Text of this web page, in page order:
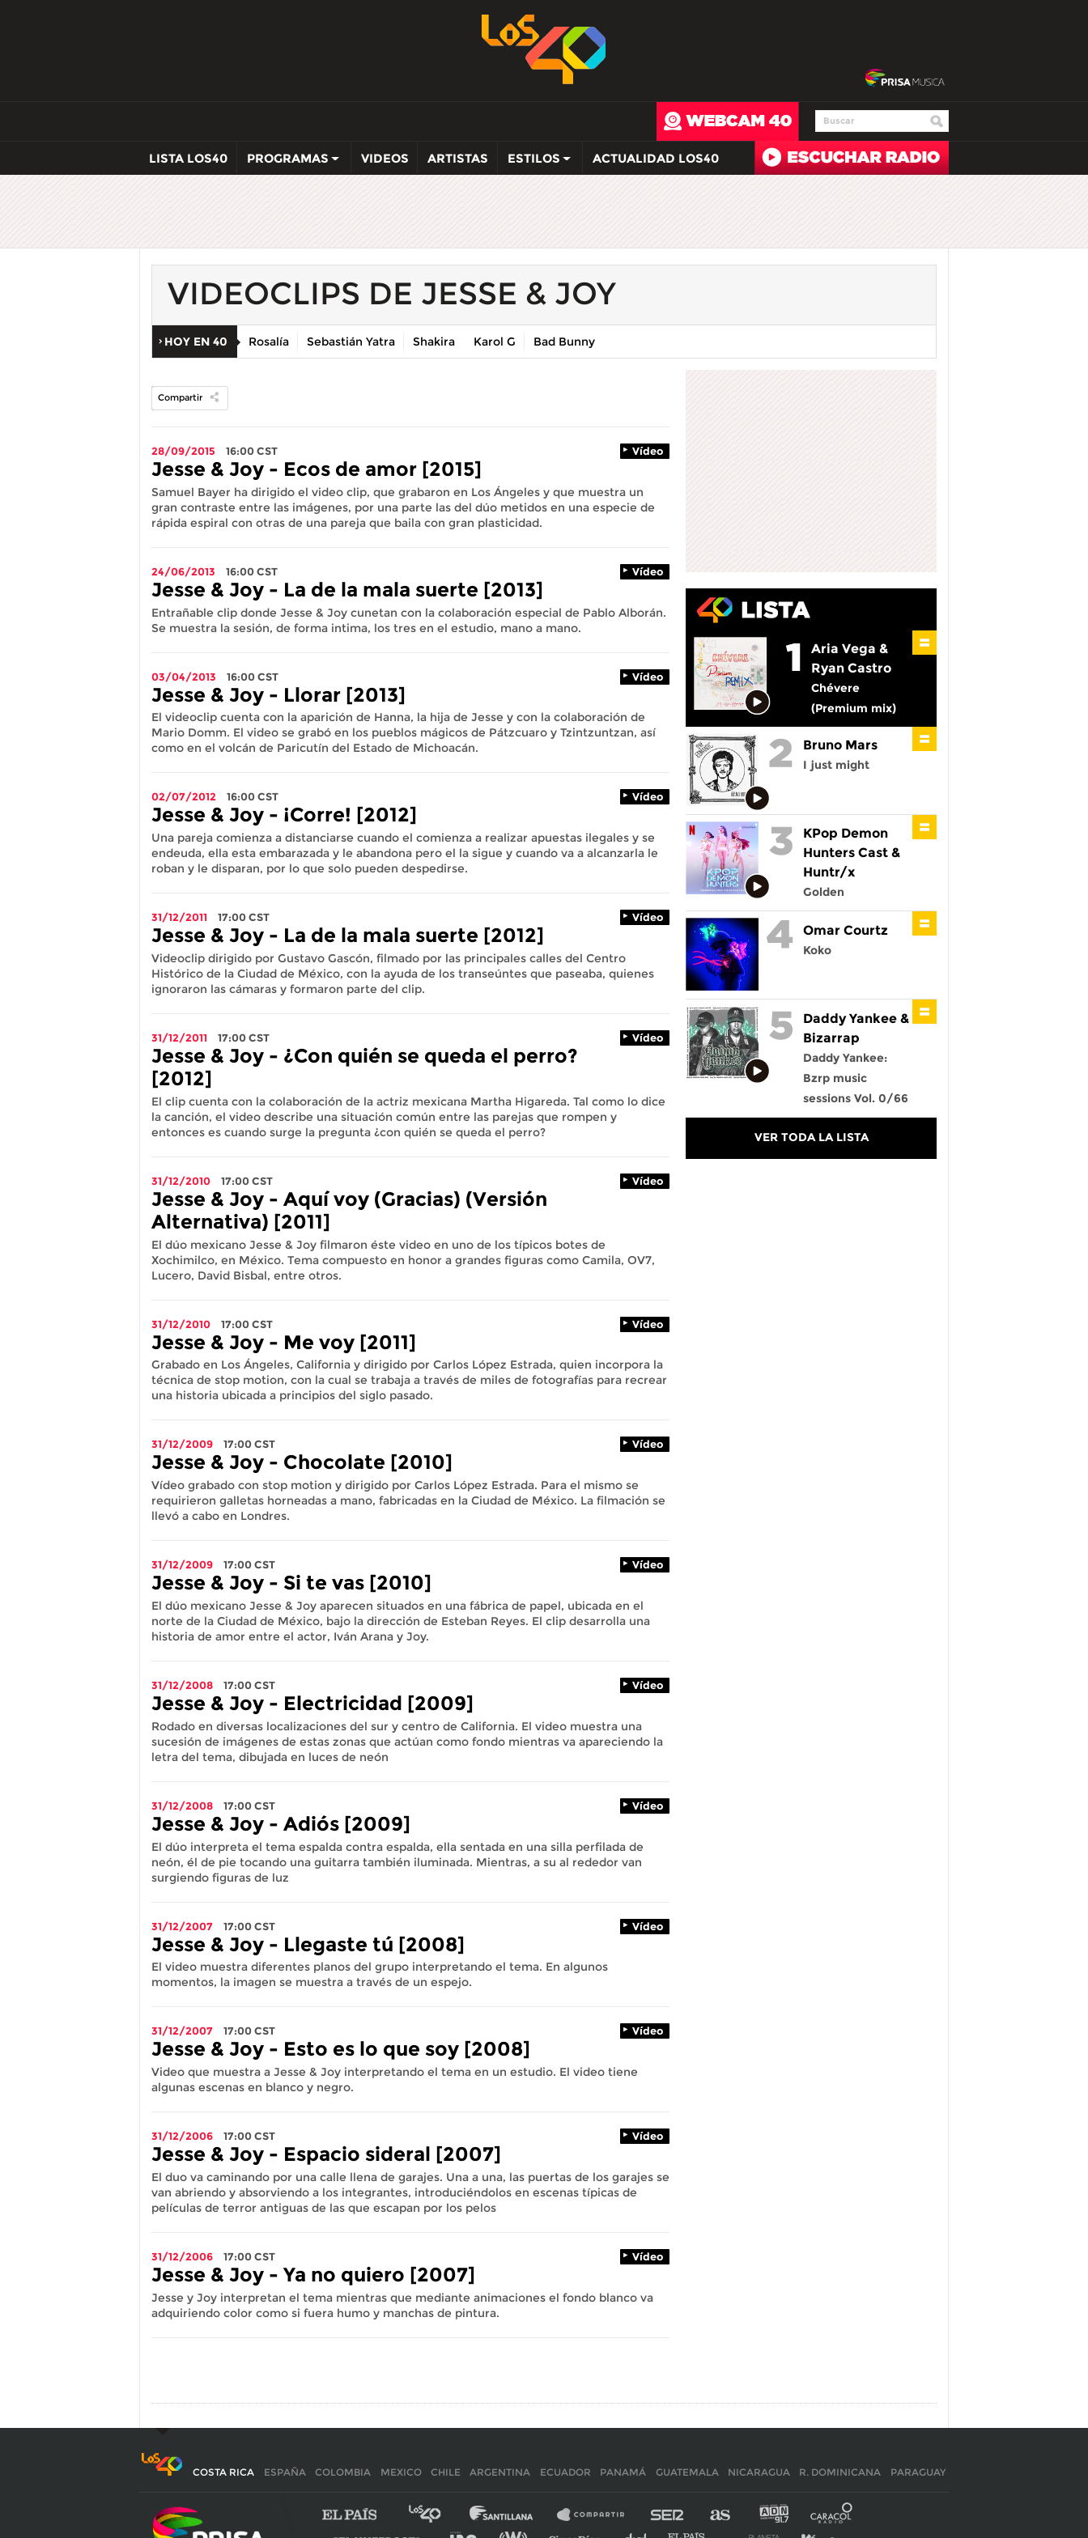
LISTA LOS40 PROGRAMAS VIDEOS ARTISTAS ESTILOS ACTUALIDAD LOS40
VIDEOCLIPS DE JESSE & JOY
HOY EN 40 Rosalía Sebastián Yatra Shakira Karol G Bad Bunny
Compartir
28/09/2015 16:00CST Vídeo
Jesse & Joy - Ecos de amor [2015]
Samuel Bayer ha dirigido el video clip, que grabaron en Los Ángeles y que muestra un
gran contraste entre las imágenes, por una parte las del dúo metidos en una especie de
rápida espiral con otras de una pareja que baila con gran plasticidad.
24/06/2013 16:00CST Vídeo
Jesse & Joy - La de la mala suerte [2013]
Entrañable clip donde Jesse & Joy cunetan con la colaboración especial de Pablo Alborán.
Se muestra la sesión, de forma intima, los tres en el estudio, mano a mano.
03/04/2013 16:00CST Vídeo
Jesse & Joy - Llorar [2013]
El videoclip cuenta con la aparición de Hanna, la hija de Jesse y con la colaboración de
Mario Domm. El video se grabó en los pueblos mágicos de Pátzcuaro y Tzintzuntzan, así
como en el volcán de Paricutín del Estado de Michoacán.
02/07/2012 16:00CST Vídeo
Jesse & Joy - ¡Corre! [2012]
Una pareja comienza a distanciarse cuando el comienza a realizar apuestas ilegales y se
endeuda, ella esta embarazada y le abandona pero el la sigue y cuando va a alcanzarla le
roban y le disparan, por lo que solo pueden despedirse.
31/12/2011 17:00CST Vídeo
Jesse & Joy - La de la mala suerte [2012]
Videoclip dirigido por Gustavo Gascón, filmado por las principales calles del Centro
Histórico de la Ciudad de México, con la ayuda de los transeúntes que paseaba, quienes
ignoraron las cámaras y formaron parte del clip.
31/12/2011 17:00CST Vídeo
Jesse & Joy - ¿Con quién se queda el perro?
[2012]
El clip cuenta con la colaboración de la actriz mexicana Martha Higareda. Tal como lo dice
la canción, el video describe una situación común entre las parejas que rompen y
entonces es cuando surge la pregunta ¿con quién se queda el perro?
31/12/2010 17:00CST Vídeo
Jesse & Joy - Aquí voy (Gracias) (Versión
Alternativa) [2011]
El dúo mexicano Jesse & Joy filmaron éste video en uno de los típicos botes de
Xochimilco, en México. Tema compuesto en honor a grandes figuras como Camila, OV7,
Lucero, David Bisbal, entre otros.
31/12/2010 17:00CST Vídeo
Jesse & Joy - Me voy [2011]
Grabado en Los Ángeles, California y dirigido por Carlos López Estrada, quien incorpora la
técnica de stop motion, con la cual se trabaja a través de miles de fotografías para recrear
una historia ubicada a principios del siglo pasado.
31/12/2009 17:00CST Vídeo
Jesse & Joy - Chocolate [2010]
Vídeo grabado con stop motion y dirigido por Carlos López Estrada. Para el mismo se
requirieron galletas horneadas a mano, fabricadas en la Ciudad de México. La filmación se
llevó a cabo en Londres.
31/12/2009 17:00CST Vídeo
Jesse & Joy - Si te vas [2010]
El dúo mexicano Jesse & Joy aparecen situados en una fábrica de papel, ubicada en el
norte de la Ciudad de México, bajo la dirección de Esteban Reyes. El clip desarrolla una
historia de amor entre el actor, Iván Arana y Joy.
31/12/2008 17:00CST Vídeo
Jesse & Joy - Electricidad [2009]
Rodado en diversas localizaciones del sur y centro de California. El video muestra una
sucesión de imágenes de estas zonas que actúan como fondo mientras va apareciendo la
letra del tema, dibujada en luces de neón
31/12/2008 17:00CST Vídeo
Jesse & Joy - Adiós [2009]
El dúo interpreta el tema espalda contra espalda, ella sentada en una silla perfilada de
neón, él de pie tocando una guitarra también iluminada. Mientras, a su al rededor van
surgiendo figuras de luz
31/12/2007 17:00CST Vídeo
Jesse & Joy - Llegaste tú [2008]
El video muestra diferentes planos del grupo interpretando el tema. En algunos
momentos, la imagen se muestra a través de un espejo.
31/12/2007 17:00CST Vídeo
Jesse & Joy - Esto es lo que soy [2008]
Video que muestra a Jesse & Joy interpretando el tema en un estudio. El video tiene
algunas escenas en blanco y negro.
31/12/2006 17:00CST Vídeo
Jesse & Joy - Espacio sideral [2007]
El duo va caminando por una calle llena de garajes. Una a una, las puertas de los garajes se
van abriendo y absorviendo a los integrantes, introduciéndolos en escenas típicas de
películas de terror antiguas de las que escapan por los pelos
31/12/2006 17:00CST Vídeo
Jesse & Joy - Ya no quiero [2007]
Jesse y Joy interpretan el tema mientras que mediante animaciones el fondo blanco va
adquiriendo color como si fuera humo y manchas de pintura.
Aria Vega &
Ryan Castro
Chévere
(Premium mix)
Bruno Mars
I just might
KPop Demon
Hunters Cast &
Huntr/x
Golden
Omar Courtz
Koko
Daddy Yankee &
Bizarrap
Daddy Yankee:
Bzrp music
sessions Vol. 0/66
VER TODA LA LISTA
COSTA RICA ESPAÑA COLOMBIA MEXICO CHILE ARGENTINA ECUADOR PANAMÁ GUATEMALA NICARAGUA R. DOMINICANA PARAGUAY